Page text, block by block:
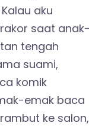
aku
saat anak-
tengah
suami,
komik
emak baca
ke salon,